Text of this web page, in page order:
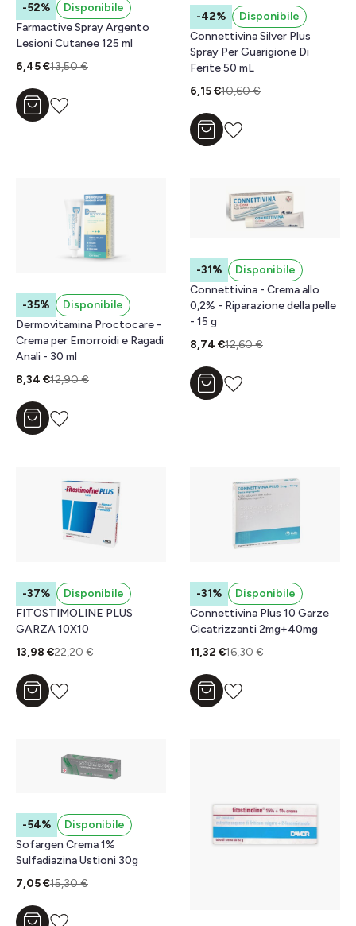
-52%
Disponibile
Farmactive Spray Argento
Lesioni Cutanee 125 ml
6,45 €13,50 €
Aggiungi al carrello
-42%
Disponibile
Connettivina Silver Plus
Spray Per Guarigione Di
Ferite 50 mL
6,15 €10,60 €
Aggiungi al carrello
-35%
Disponibile
Dermovitamina Proctocare -
Crema per Emorroidi e Ragadi
Anali - 30 ml
8,34 €12,90 €
Aggiungi al carrello
-31%
Disponibile
Connettivina - Crema allo
0,2% - Riparazione della pelle
- 15 g
8,74 €12,60 €
Aggiungi al carrello
-37%
Disponibile
FITOSTIMOLINE PLUS
GARZA 10X10
13,98 €22,20 €
Aggiungi al carrello
-31%
Disponibile
Connettivina Plus 10 Garze
Cicatrizzanti 2mg+40mg
11,32 €16,30 €
Aggiungi al carrello
-54%
Disponibile
Sofargen Crema 1%
Sulfadiazina Ustioni 30g
7,05 €15,30 €